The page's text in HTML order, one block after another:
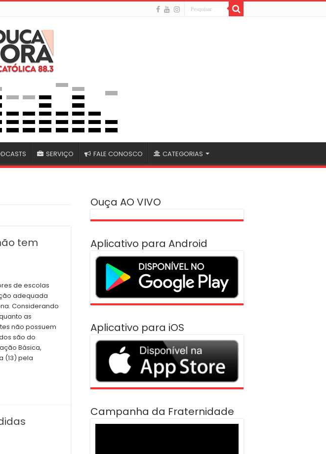
SERVIÇO FALE CONOSCO CATEGORIAS
tem
de escolas
adequada
Considerando
as
não possuem
são do
Básica,
(13) pela
Ouça AO VIVO
Aplicativo para Android
Aplicativo para iOS
Campanha da Fraternidade